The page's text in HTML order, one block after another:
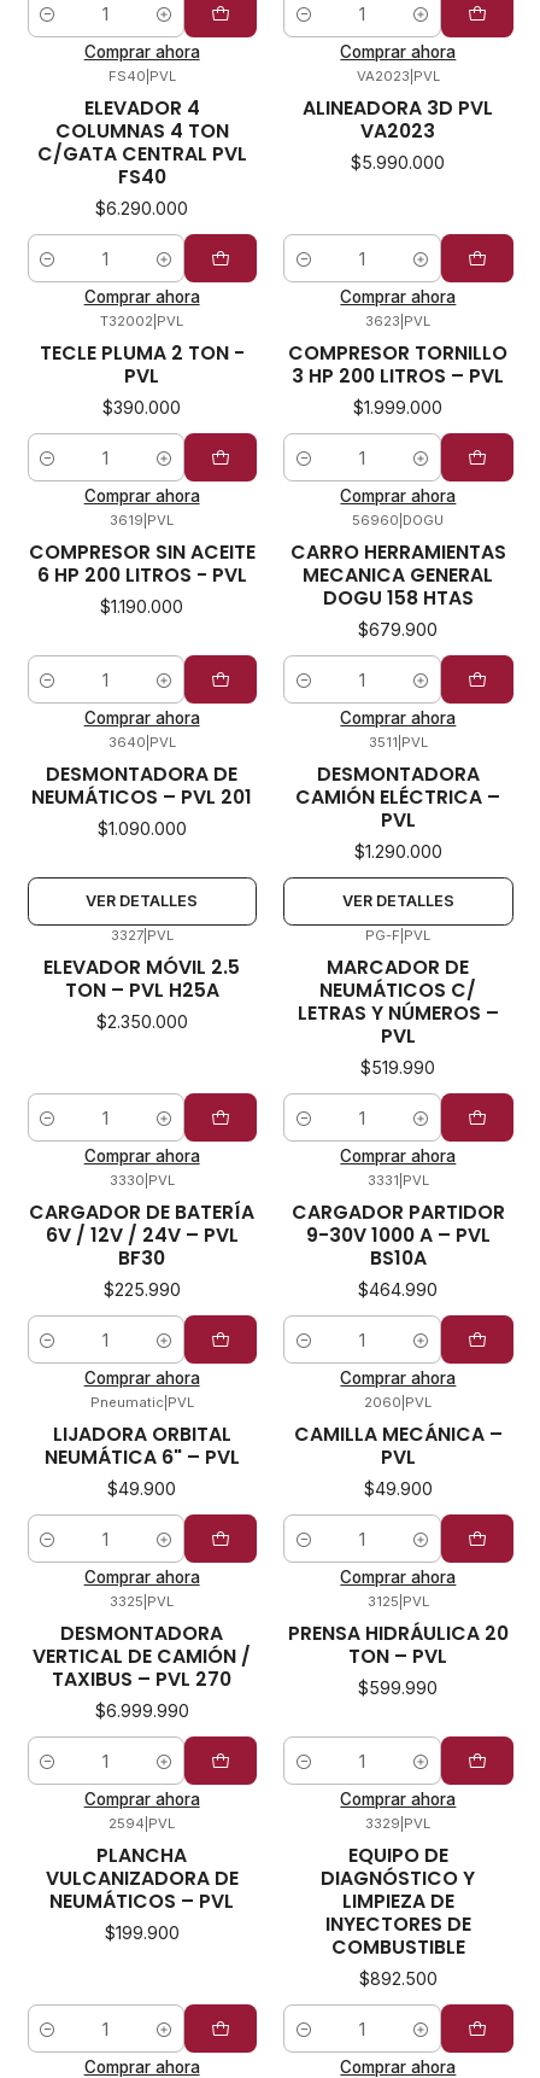
Cantidad
Comprar ahora
Cantidad
Comprar ahora
FS40 PVL
ELEVADOR 4
COLUMNAS 4 TON
C/GATA CENTRAL PVL
FS40
$6.290.000
Cantidad
Comprar ahora
VA2023 PVL
ALINEADORA 3D PVL
VA2023
$5.990.000
Cantidad
Comprar ahora
T32002 PVL
TECLE PLUMA 2 TON -
PVL
$390.000
Cantidad
Comprar ahora
3623 PVL
COMPRESOR TORNILLO
3 HP 200 LITROS – PVL
$1.999.000
Cantidad
Comprar ahora
3619 PVL
COMPRESOR SIN ACEITE
6 HP 200 LITROS - PVL
$1.190.000
Cantidad
Comprar ahora
56960 DOGU
CARRO HERRAMIENTAS
MECANICA GENERAL
DOGU 158 HTAS
$679.900
Cantidad
Comprar ahora
3640 PVL
DESMONTADORA DE
NEUMÁTICOS – PVL 201
$1.090.000
VER DETALLES
3511 PVL
DESMONTADORA
CAMIÓN ELÉCTRICA –
PVL
$1.290.000
VER DETALLES
3327| PVL
ELEVADOR MÓVIL 2.5
TON – PVL H25A
$2.350.000
Cantidad
Comprar ahora
PG-F PVL
MARCADOR DE
NEUMÁTICOS C/
LETRAS Y NÚMEROS –
PVL
$519.990
Cantidad
Comprar ahora
3330 PVL
CARGADOR DE BATERÍA
6V / 12V / 24V – PVL
BF30
$225.990
Cantidad
Comprar ahora
3331 PVL
CARGADOR PARTIDOR
9-30V 1000 A – PVL
BS10A
$464.990
Cantidad
Comprar ahora
Pneumatic PVL
LIJADORA ORBITAL
NEUMÁTICA 6" – PVL
$49.900
Cantidad
Comprar ahora
2060 PVL
CAMILLA MECÁNICA –
PVL
$49.900
Cantidad
Comprar ahora
3325 PVL
DESMONTADORA
VERTICAL DE CAMIÓN /
TAXIBUS – PVL 270
$6.999.990
Cantidad
Comprar ahora
3125 PVL
PRENSA HIDRÁULICA 20
TON – PVL
$599.990
Cantidad
Comprar ahora
2594 PVL
PLANCHA
VULCANIZADORA DE
NEUMÁTICOS – PVL
$199.900
Cantidad
Comprar ahora
3329 PVL
EQUIPO DE
DIAGNÓSTICO Y
LIMPIEZA DE
INYECTORES DE
COMBUSTIBLE
$892.500
Cantidad
Comprar ahora